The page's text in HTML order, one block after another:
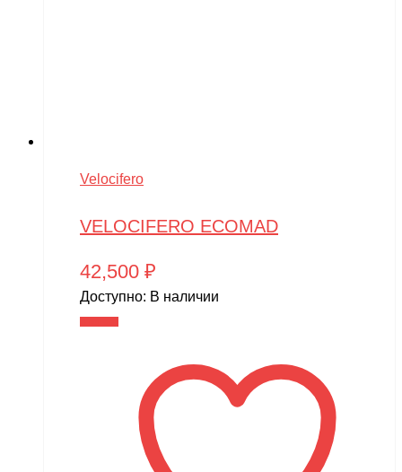
Velocifero
VELOCIFERO ECOMAD
42,500 ₽
Доступно: В наличии